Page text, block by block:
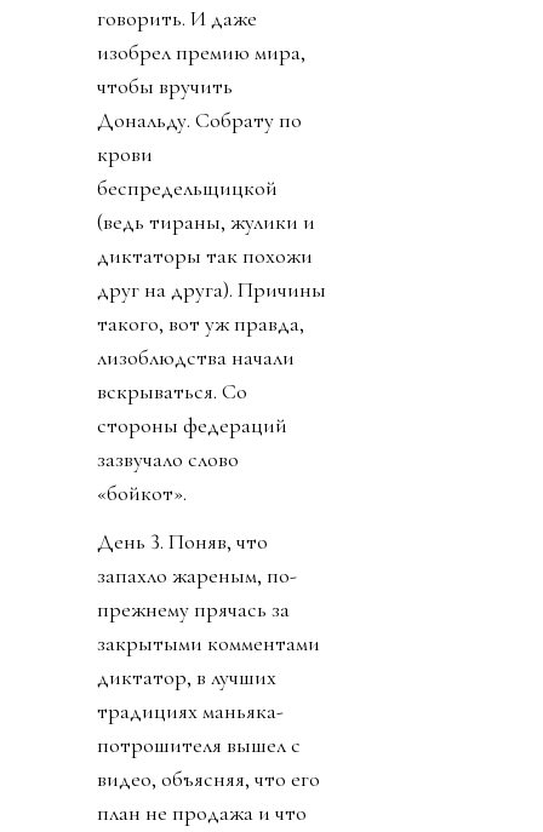
говорить. И даже
изобрел премию мира,
чтобы вручить
Дональду. Собрату по
крови
беспредельщицкой
(ведь тираны, жулики и
диктаторы так похожи
друг на друга). Причины
такого, вот уж правда,
лизоблюдства начали
вскрываться. Со
стороны федераций
зазвучало слово
«бойкот».
День 3. Поняв, что
запахло жареным, по-
прежнему прячась за
закрытыми комментами
диктатор, в лучших
традициях маньяка-
потрошителя вышел с
видео, объясняя, что его
план не продажа и что